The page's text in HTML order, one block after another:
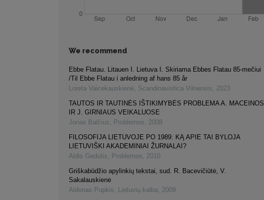
We recommend
Ebbe Flatau. Litauen I. Lietuva I. Skiriama Ebbes Flatau 85-mečiui
/Til Ebbe Flatau i anledning af hans 85 år
Loreta Vaicekauskienė, Scandinavistica Vilnensis, 2023
TAUTOS IR TAUTINĖS IŠTIKIMYBĖS PROBLEMA A. MACEINOS
IR J. GIRNIAUS VEIKALUOSE
Jonas Balčius, Problemos, 2008
FILOSOFIJA LIETUVOJE PO 1989: KĄ APIE TAI BYLOJA
LIETUVIŠKI AKADEMINIAI ŽURNALAI?
Aldis Gedutis, Problemos, 2010
Griškabūdžio apylinkių tekstai, sud. R. Bacevičiūtė, V.
Sakalauskienė
Aldonas Pupkis, Lietuvių kalba, 2009